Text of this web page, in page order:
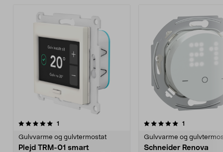
1
Gulvvarme og gulvtermostat
Plejd TRM-01 smart
5.0 av 5 stjerner 1
Gulvvarme og
Schneider Renova
4.5 av 5 stjerner